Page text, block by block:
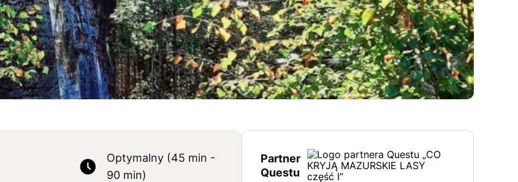
Optymalny (45 min -
90 min)
Partner
Questu